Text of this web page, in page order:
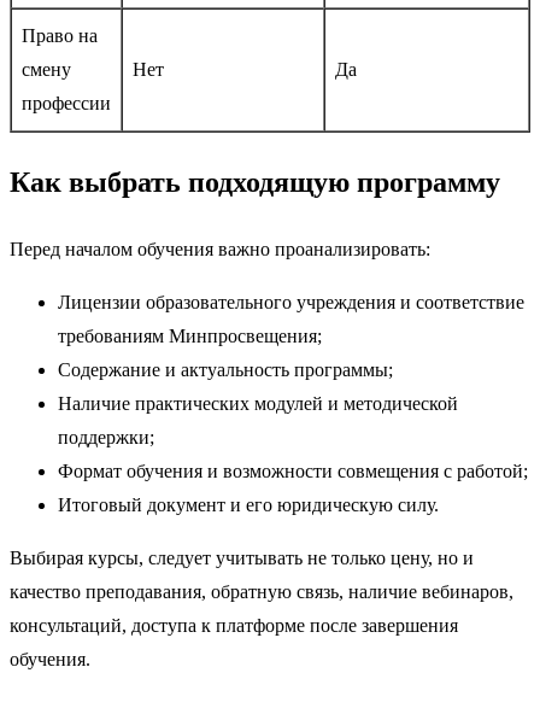
Право на
смену
профессии
Нет Да
Как выбрать подходящую программу
Перед началом обучения важно проанализировать:
Лицензии образовательного учреждения и соответствие
требованиям Минпросвещения;
Содержание и актуальность программы;
Наличие практических модулей и методической
поддержки;
Формат обучения и возможности совмещения с работой;
Итоговый документ и его юридическую силу.
Выбирая курсы, следует учитывать не только цену, но и
качество преподавания, обратную связь, наличие вебинаров,
консультаций, доступа к платформе после завершения
обучения.